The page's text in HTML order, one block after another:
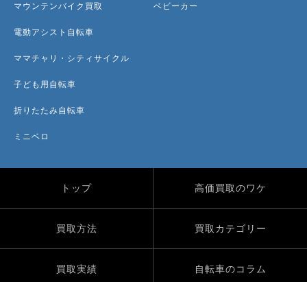
マウンテンバイク買取
電動アシスト自転車
ママチャリ・シティサイクル
子ども用自転車
折りたたみ自転車
ミニベロ
ベビーカー
トップ 高価買取のワケ
買取方法 買取カテゴリー
買取実績 自転車のコラム